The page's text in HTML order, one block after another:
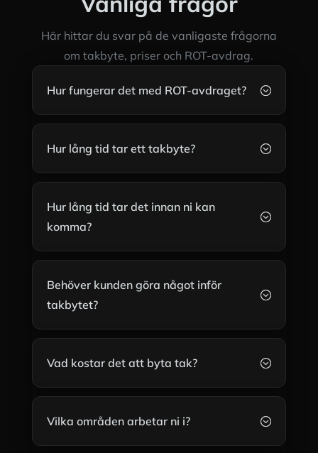
Här hittar du svar på de vanligaste frågorna
om takbyte, priser och ROT-avdrag.
;
Hur fungerar det med ROT-avdraget?
;
Hur lång tid tar ett takbyte?
;
Hur lång tid tar det innan ni kan
komma?
;
Behöver kunden göra något inför
takbytet?
;
Vad kostar det att byta tak?
;
Vilka områden arbetar ni i?